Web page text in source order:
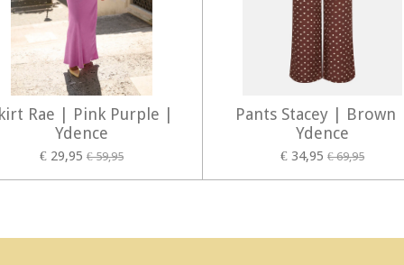
Rae | Pink Purple |
Ydence
€ 29,95 € 59,95
Pants Stacey | Brown
Ydence
€ 34,95 € 69,95